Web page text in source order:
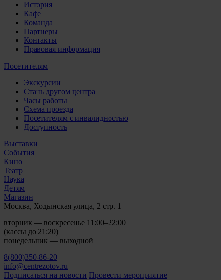
История
Кафе
Команда
Партнеры
Контакты
Правовая информация
Посетителям
Экскурсии
Стань другом центра
Часы работы
Схема проезда
Посетителям с инвалидностью
Доступность
Выставки
События
Кино
Театр
Наука
Детям
Магазин
Москва, Ходынская улица, 2 стр. 1
вторник — воскресенье 11:00–22:00
(кассы до 21:20)
понедельник — выходной
8(800)350-86-20
info@centrezotov.ru
Подписаться на новости Провести мероприятие